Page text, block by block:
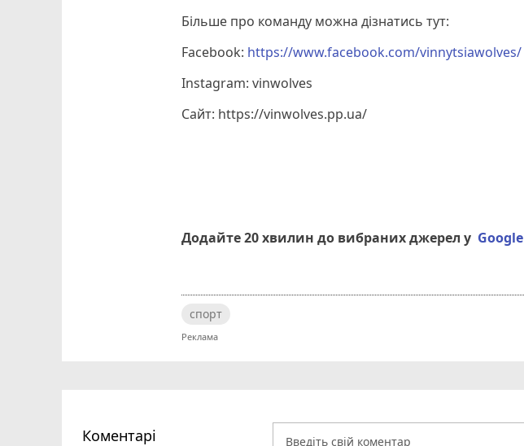
Більше про команду можна дізнатись тут:
Facebook: https://www.facebook.com/vinnytsiawolves/
Instagram: vinwolves
Сайт: https://vinwolves.pp.ua/
Додайте 20 хвилин до вибраних джерел у Google
спорт
Коментарі